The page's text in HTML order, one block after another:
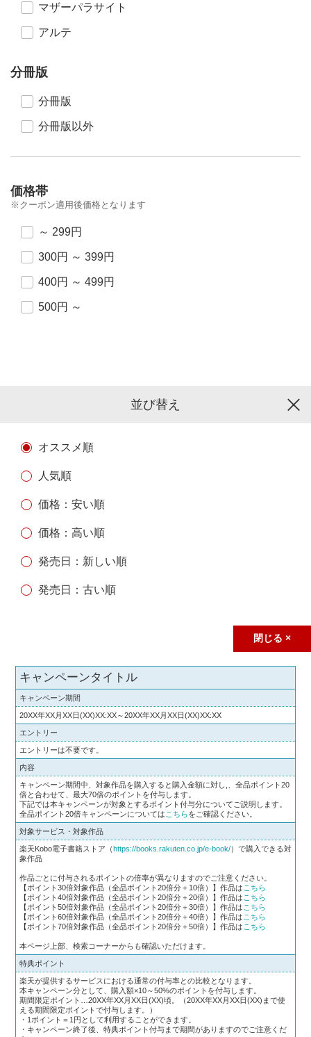
マザーパラサイト
アルテ
分冊版
分冊版
分冊版以外
価格帯
※クーポン適用後価格となります
～ 299円
300円 ～ 399円
400円 ～ 499円
500円 ～
並び替え
オススメ順
人気順
価格：安い順
価格：高い順
発売日：新しい順
発売日：古い順
閉じる ×
キャンペーンタイトル
キャンペーン期間
20XX年XX月XX日(XX)XX:XX～20XX年XX月XX日(XX)XX:XX
エントリー
エントリーは不要です。
内容
キャンペーン期間中、対象作品を購入すると購入金額に対し,、全品ポイント20
倍と合わせて、最大70倍のポイントを付与します。
下記では本キャンペーンが対象とするポイント付与分についてご説明します。
全品ポイント20倍キャンペーンについては こちらをご確認ください。
対象サービス・対象作品
楽天Kobo電子書籍ストア（https://books.rakuten.co.jp/e-book/）で購入できる対
象作品
作品ごとに付与されるポイントの倍率が異なりますのでご注意ください。
【ポイント30倍対象作品（全品ポイント20倍分＋10倍）】作品は こちら
【ポイント40倍対象作品（全品ポイント20倍分＋20倍）】作品は こちら
【ポイント50倍対象作品（全品ポイント20倍分＋30倍）】作品は こちら
【ポイント60倍対象作品（全品ポイント20倍分＋40倍）】作品は こちら
【ポイント70倍対象作品（全品ポイント20倍分＋50倍）】作品は こちら
本ページ上部、検索コーナーからも確認いただけます。
特典ポイント
楽天が提供するサービスにおける通常の付与率との比較となります。
本キャンペーン分として、購入額×10～50%のポイントを付与します。
期間限定ポイント…20XX年XX月XX日(XX)頃。（20XX年XX月XX日(XX)まで使
える期間限定ポイントで付与します。）
・1ポイント＝1円として利用することができます。
・キャンペーン終了後、特典ポイント付与まで期間がありますのでご注意くだ